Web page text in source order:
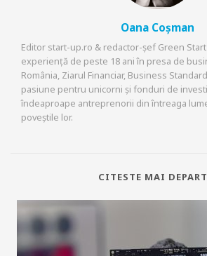
Oana Coșman
Editor start-up.ro & redactor-șef Green
experiență de peste 18 ani în presa de
România, Ziarul Financiar, Business
pasiune pentru unicorni și fonduri de
îndeaproape antreprenorii din întreaga
poveștile lor.
CITESTE MAI